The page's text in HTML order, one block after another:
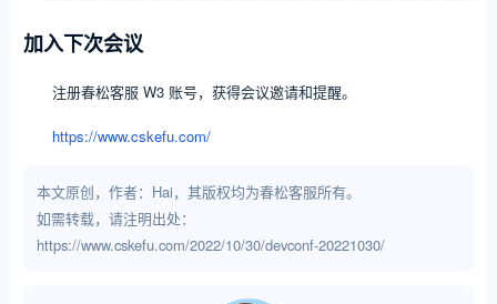
加入下次会议
注册春松客服 W3 账号，获得会议邀请和提醒。
https://www.cskefu.com/
本文原创，作者：Hai，其版权均为春松客服所有。
如需转载，请注明出处：
https://www.cskefu.com/2022/10/30/devconf-20221030/